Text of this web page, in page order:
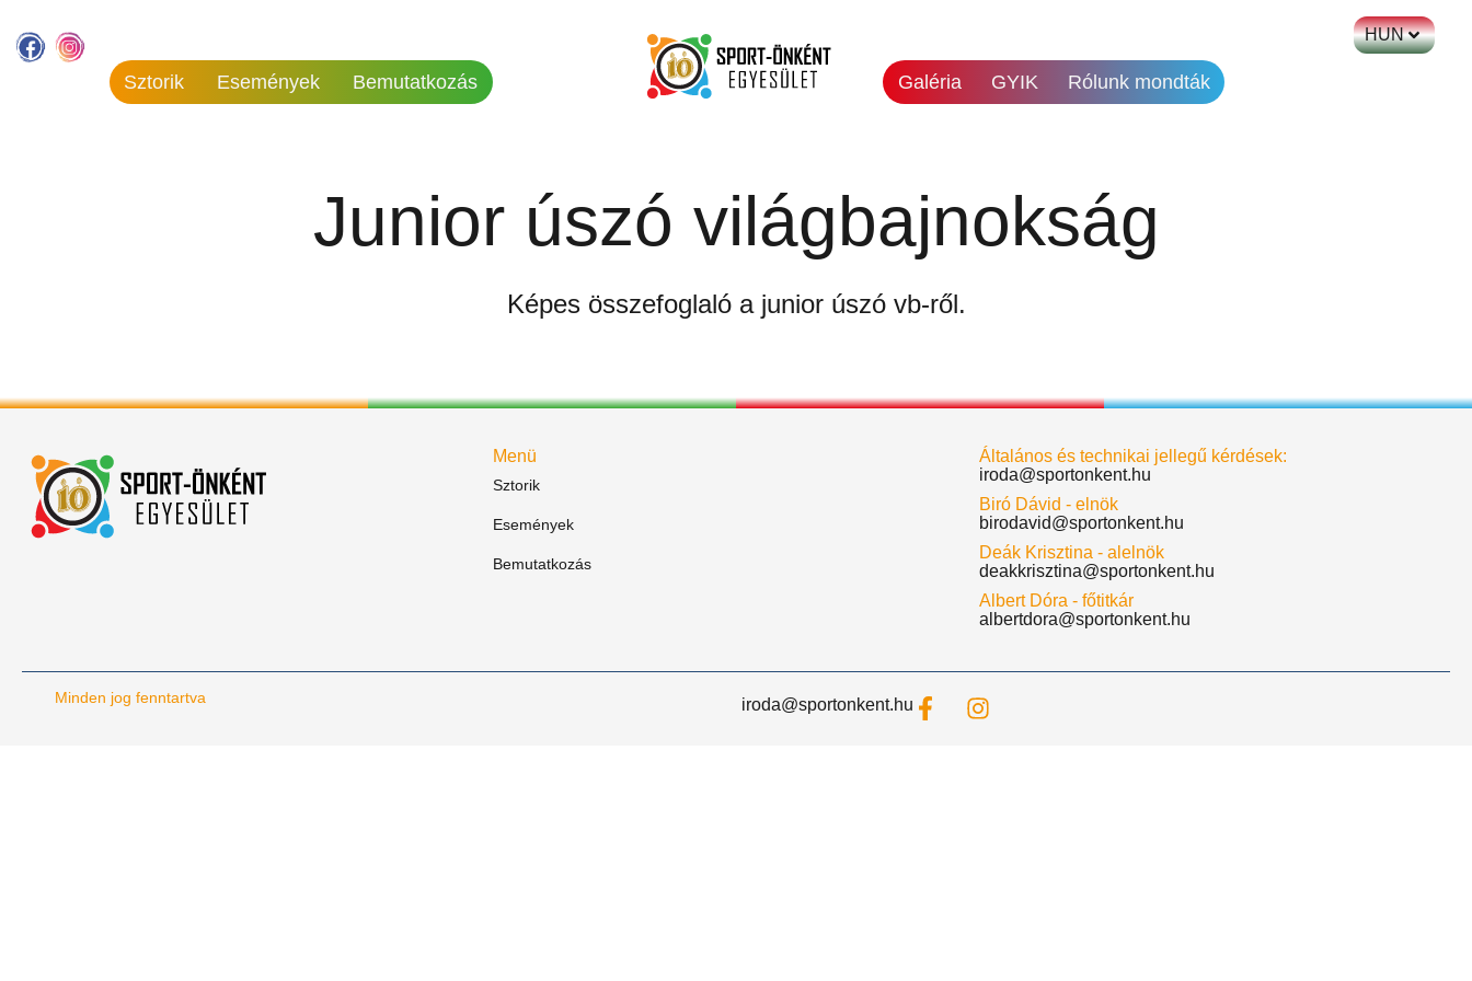
Sztorik Események Bemutatkozás Galéria GYIK Rólunk mondták
HUN
Junior úszó világbajnokság
Képes összefoglaló a junior úszó vb-ről.
Menü
Sztorik
Események
Bemutatkozás
Általános és technikai jellegű kérdések:
iroda@sportonkent.hu
Biró Dávid - elnök
birodavid@sportonkent.hu
Deák Krisztina - alelnök
deakkrisztina@sportonkent.hu
Albert Dóra - főtitkár
albertdora@sportonkent.hu
Minden jog fenntartva iroda@sportonkent.hu